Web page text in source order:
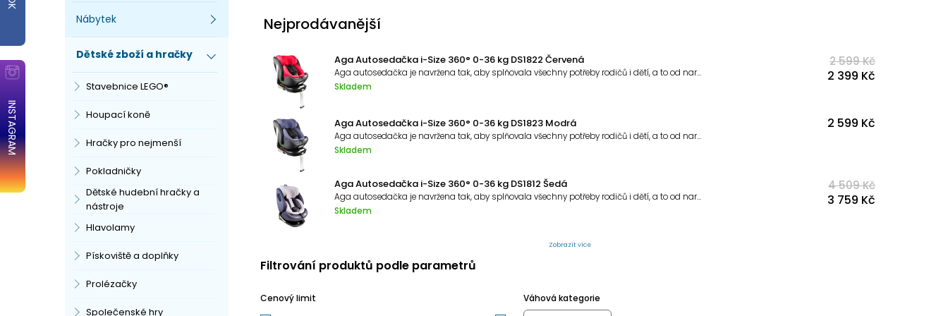
INSTAGRAM
Nábytek
Dětské zboží a hračky
Stavebnice LEGO®
Houpací koně
Hračky pro nejmenší
Pokladničky
Dětské hudební hračky a
nástroje
Hlavolamy
Pískoviště a doplňky
Prolézačky
Společenské hry
Nejprodávanější
Aga Autosedačka i-Size 360° 0-36 kg DS1822 Červená
Aga autosedačka je navržena tak, aby splňovala všechny potřeby rodičů i dětí, a to od narození až do 12 let. Díky své univerzálnosti a pokročilým funkcím se stane nepostradatelným společníkem na každé cestě.
Skladem
2 599 Kč
2 399 Kč
Aga Autosedačka i-Size 360° 0-36 kg DS1823 Modrá
Aga autosedačka je navržena tak, aby splňovala všechny potřeby rodičů i dětí, a to od narození až do 12 let. Díky své univerzálnosti a pokročilým funkcím se stane nepostradatelným společníkem na každé cestě.
Skladem
2 599 Kč
Aga Autosedačka i-Size 360° 0-36 kg DS1812 Šedá
Aga autosedačka je navržena tak, aby splňovala všechny potřeby rodičů i dětí, a to od narození až do 12 let. Díky své univerzálnosti a pokročilým funkcím se stane nepostradatelným společníkem na každé cestě.
Skladem
4 509 Kč
3 759 Kč
Zobrazit více
Filtrování produktů podle parametrů
Cenový limit Váhová kategorie